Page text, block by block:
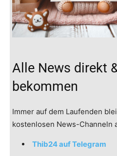
Alle News direkt
bekommen
Immer auf dem Laufenden
kostenlosen News-Channeln
Thib24 auf Telegram